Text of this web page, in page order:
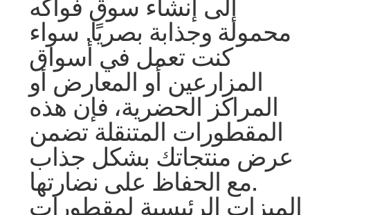
إلى إنشاء سوق فواكه
محمولة وجذابة بصريًا. سواء
كنت تعمل في أسواق
المزارعين أو المعارض أو
المراكز الحضرية، فإن هذه
المقطورات المتنقلة تضمن
عرض منتجاتك بشكل جذاب
مع الحفاظ على نضارتها.
الميزات الرئيسية لمقطورات